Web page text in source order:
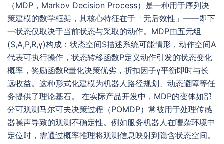
（MDP，Markov Decision Process）是一种用于序列决
策建模的数学框架，其核心特征在于「无后效性」——即下
一状态仅取决于当前状态与采取的动作。MDP由五元组
(S,A,P,R,γ)构成：状态空间S描述系统可能情形，动作空间A
代表可执行操作，状态转移函数P定义动作引发的状态变化
概率，奖励函数R量化决策优劣，折扣因子γ平衡即时与长
远收益。这种形式化建模为机器人路径规划、动态避障等任
务提供了理论基石。 在实际产品开发中，MDP的变体如部
分可观测马尔可夫决策过程（POMDP）常被用于处理传感
器噪声导致的观测不确定性。例如服务机器人在嘈杂环境中
定位时，需通过概率推理将观测信息映射到隐含状态空间。